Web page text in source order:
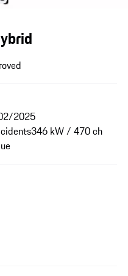
2025
346 kW / 470 ch